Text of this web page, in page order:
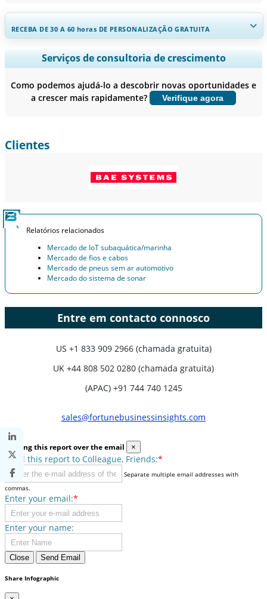
RECEBA DE 30 A 60 horas DE PERSONALIZAÇÃO GRATUITA
Ampliar a cobertura regional e por país, Análise de segmentos,
Perfis de empresas, Benchmarking competitivo, e insights sobre o
Personalizar agora
Serviços de consultoria de crescimento
Como podemos ajudá-lo a descobrir novas oportunidades e
a crescer mais rapidamente?
Verifique agora
Clientes
Relatórios relacionados
Mercado de IoT subaquática/marinha
Mercado de fios e cabos
Mercado de pneus sem ar automotivo
Mercado do sistema de sonar
Entre em contacto connosco
US +1 833 909 2966 (chamada gratuita)
UK +44 808 502 0280 (chamada gratuita)
(APAC) +91 744 740 1245
sales@fortunebusinessinsights.com
Sharing this report over the email ×
Send this report to Colleague, Friends:*
Separate multiple email addresses with
commas.
Enter your email:*
Enter your name:
Close Send Email
Share Infographic